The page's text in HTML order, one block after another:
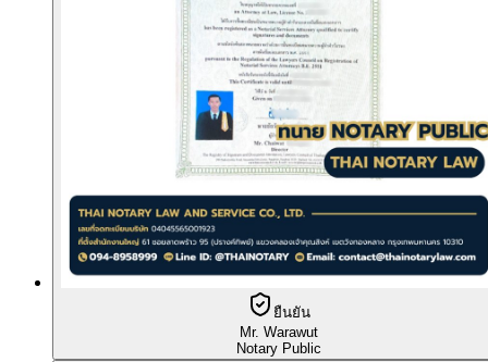
ยืนยัน
Mr. Warawut
Notary Public